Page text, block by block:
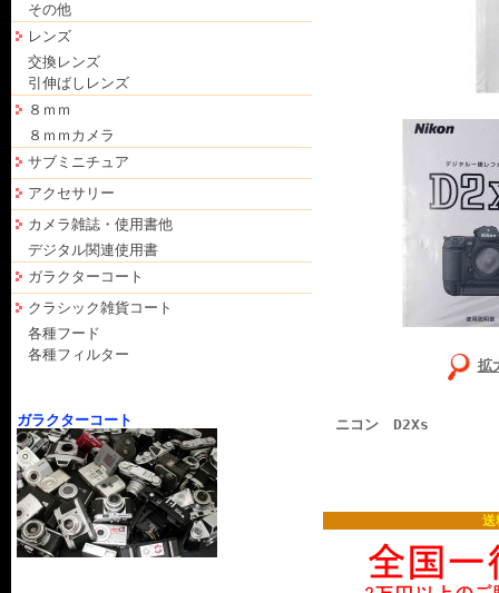
その他
レンズ
交換レンズ
引伸ばしレンズ
８ｍｍ
８ｍｍカメラ
サブミニチュア
アクセサリー
カメラ雑誌・使用書他
デジタル関連使用書
ガラクターコート
クラシック雑貨コート
各種フード
各種フィルター
ガラクターコート
拡
ニコン D2Xs
送